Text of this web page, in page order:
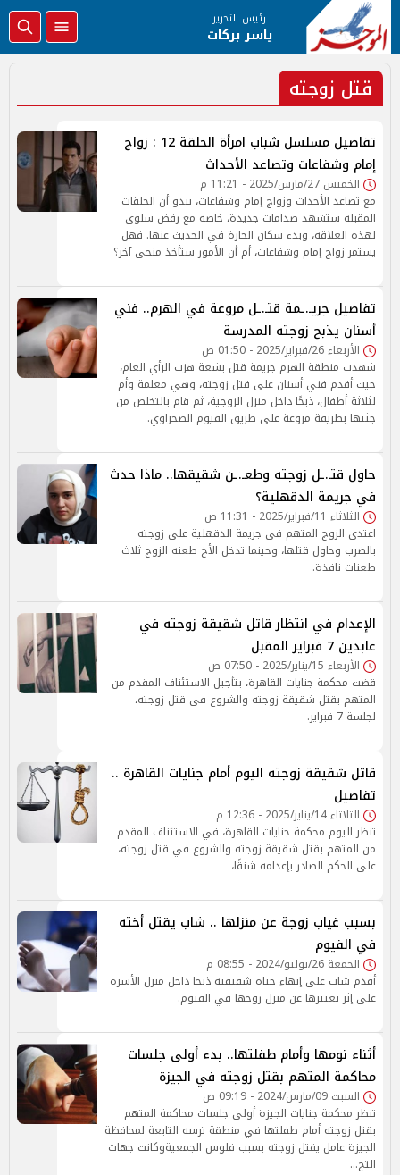
رئيس التحرير
ياسر بركات
قتل زوجته
تفاصيل مسلسل شباب امرأة الحلقة 12 : زواج
إمام وشفاعات وتصاعد الأحداث
الخميس 27/مارس/2025 - 11:21 م
مع تصاعد الأحداث وزواج إمام وشفاعات، يبدو أن الحلقات
المقبلة ستشهد صدامات جديدة، خاصة مع رفض سلوى
لهذه العلاقة، وبدء سكان الحارة في الحديث عنها. فهل
يستمر زواج إمام وشفاعات، أم أن الأمور ستأخذ منحى آخر؟
تفاصيل جريـ.ـمة قتـ.ـل مروعة في الهرم.. فني
أسنان يذبح زوجته المدرسة
الأربعاء 26/فبراير/2025 - 01:50 ص
شهدت منطقة الهرم جريمة قتل بشعة هزت الرأي العام،
حيث أقدم فني أسنان على قتل زوجته، وهي معلمة وأم
لثلاثة أطفال، ذبحًا داخل منزل الزوجية، ثم قام بالتخلص من
جثتها بطريقة مروعة على طريق الفيوم الصحراوي.
حاول قتـ.ـل زوجته وطعـ.ـن شقيقها.. ماذا حدث
في جريمة الدقهلية؟
الثلاثاء 11/فبراير/2025 - 11:31 ص
اعتدى الزوج المتهم في جريمة الدقهلية على زوجته
بالضرب وحاول قتلها، وحينما تدخل الأخ طعنه الزوج ثلاث
طعنات نافذة.
الإعدام في انتظار قاتل شقيقة زوجته في
عابدين 7 فبراير المقبل
الأربعاء 15/يناير/2025 - 07:50 ص
قضت محكمة جنايات القاهرة، بتأجيل الاستئناف المقدم من
المتهم بقتل شقيقة زوجته والشروع فى قتل زوجته،
لجلسة 7 فبراير.
قاتل شقيقة زوجته اليوم أمام جنايات القاهرة ..
تفاصيل
الثلاثاء 14/يناير/2025 - 12:36 م
تنظر اليوم محكمة جنايات القاهرة، في الاستئناف المقدم
من المتهم بقتل شقيقة زوجته والشروع في قتل زوجته،
على الحكم الصادر بإعدامه شنقًا،
بسبب غياب زوجة عن منزلها .. شاب يقتل أخته
في الفيوم
الجمعة 26/يوليو/2024 - 08:55 م
أقدم شاب على إنهاء حياة شقيقته ذبحا داخل منزل الأسرة
على إثر تغييرها عن منزل زوجها في الفيوم.
أثناء نومها وأمام طفلتها.. بدء أولى جلسات
محاكمة المتهم بقتل زوجته في الجيزة
السبت 09/مارس/2024 - 09:19 ص
تنظر محكمة جنايات الجيزة أولى جلسات محاكمة المتهم
بقتل زوجته أمام طفلتها في منطقة ترسه التابعة لمحافظة
الجيزة عامل يقتل زوجته بسبب فلوس الجمعيةوكانت جهات
التح…